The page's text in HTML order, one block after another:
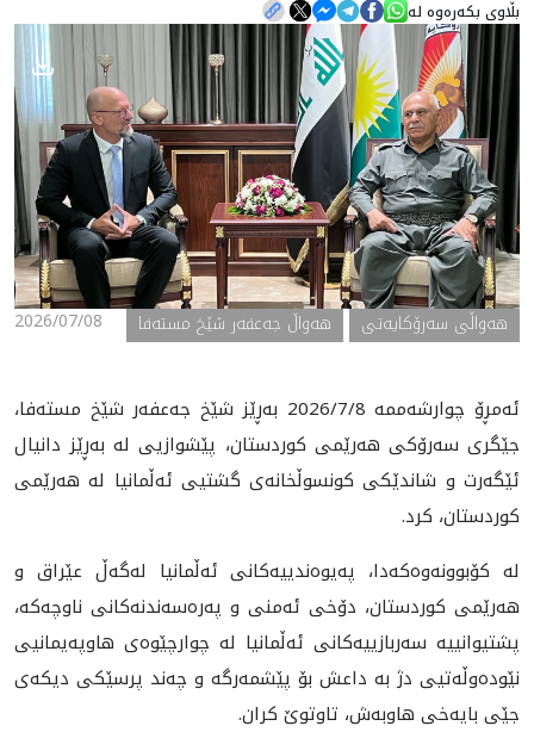
هه‌واڵ
گەلەری
بڵاوی بکەرەوە لە
2026/07/08 ھەواڵی سەرۆکایەتی هەواڵ جەعفەر شێخ مستەفا
ئەمڕۆ چوارشەممە 2026/7/8 بەڕێز شێخ جەعفەر شێخ مستەفا،
جێگری سەرۆکی ‏ھەرێمی کوردستان، پێشوازیی‌ له‌ بەڕێز دانیال
ئێگەرت و شاندێکی کونسوڵخانەی گشتیی ئەڵمانیا لە هەرێمی
کوردستان، کرد.
لە کۆبوونەوەکەدا، ‌پەیوەندییەكانى ئەڵمانیا لەگەڵ عێراق و
هەرێمی کوردستان، دۆخی ئەمنی و پەرەسەندنەکانی ناوچەکە،
پشتیوانییە سەربازییەکانی ئەڵمانیا لە چوارچێوەی هاوپەیمانیی
نێودەوڵەتیی دژ بە داعش بۆ پێشمەرگە و چەند پرسێکی دیکەی
جێی بایەخی هاوبەش، تاوتوێ کران.